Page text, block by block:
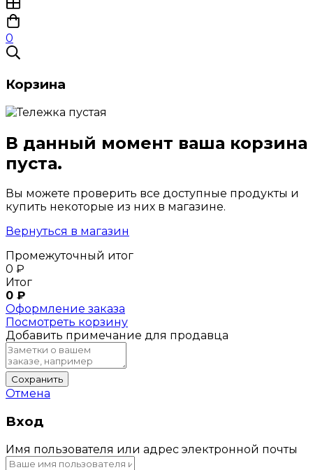
0
Корзина
В данный момент ваша корзина
пуста.
Вы можете проверить все доступные продукты и
купить некоторые из них в магазине.
Вернуться в магазин
Промежуточный итог
0 ₽
Итог
0 ₽
Оформление заказа
Посмотреть корзину
Добавить примечание для продавца
Сохранить
Отмена
Вход
Имя пользователя или адрес электронной почты